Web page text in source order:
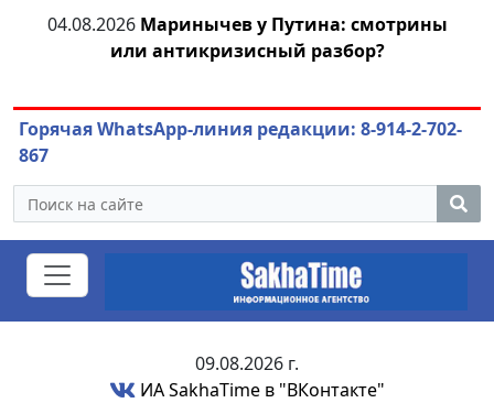
04.08.2026 Маринычев у Путина: смотрины
или антикризисный разбор?
Горячая WhatsApp-линия редакции: 8-914-2-702-
867
09.08.2026 г.
ИА SakhaTime в "ВКонтакте"